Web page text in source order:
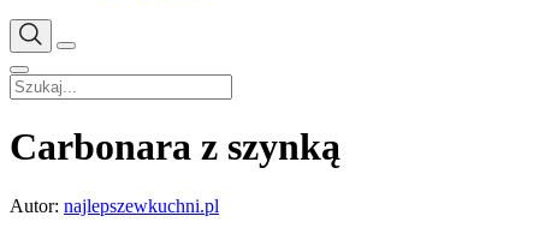
Carbonara z szynką
Autor: najlepszewkuchni.pl